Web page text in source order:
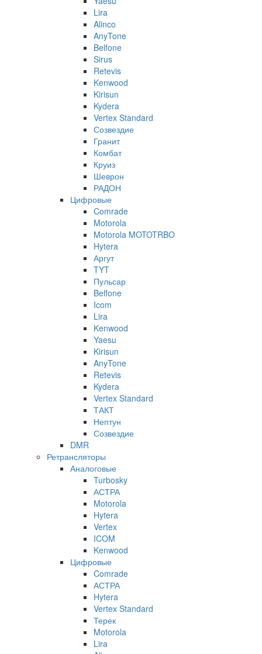
Lira
Alinco
AnyTone
Belfone
Sirus
Retevis
Kenwood
Kirisun
Kydera
Vertex Standard
Созвездие
Гранит
Комбат
Круиз
Шеврон
РАДОН
Цифровые
Comrade
Motorola
Motorola MOTOTRBO
Hytera
Аргут
TYT
Пульсар
Belfone
Icom
Lira
Kenwood
Yaesu
Kirisun
AnyTone
Retevis
Kydera
Vertex Standard
ТАКТ
Нептун
Созвездие
DMR
Ретрансляторы
Аналоговые
Turbosky
АСТРА
Motorola
Hytera
Vertex
ICOM
Kenwood
Цифровые
Comrade
АСТРА
Hytera
Vertex Standard
Терек
Motorola
Lira